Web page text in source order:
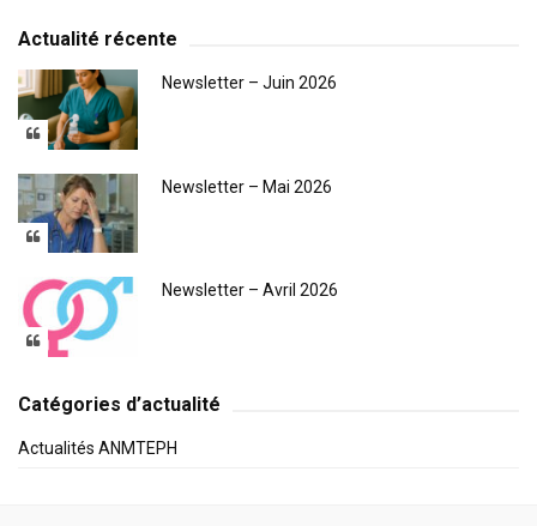
Actualité récente
Newsletter – Juin 2026
Newsletter – Mai 2026
Newsletter – Avril 2026
Catégories d’actualité
Actualités ANMTEPH